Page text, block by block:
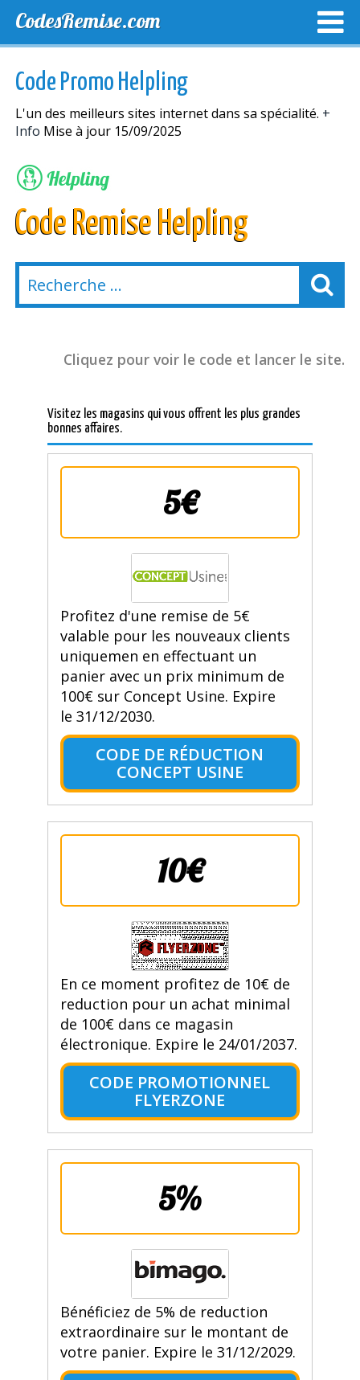
CodesRemise.com
NOUVELLES MAGASINS
Code Promo Helpling
L'un des meilleurs sites internet dans sa spécialité. +
Info Mise à jour 15/09/2025
Code Remise Helpling
Cliquez pour voir le code et lancer le site.
Visitez les magasins qui vous offrent les plus grandes
bonnes affaires.
5€
Profitez d'une remise de 5€
valable pour les nouveaux clients
uniquemen en effectuant un
panier avec un prix minimum de
100€ sur Concept Usine. Expire
le 31/12/2030.
CODE DE RÉDUCTION
CONCEPT USINE
10€
En ce moment profitez de 10€ de
reduction pour un achat minimal
de 100€ dans ce magasin
électronique. Expire le 24/01/2037.
CODE PROMOTIONNEL
FLYERZONE
5%
Bénéficiez de 5% de reduction
extraordinaire sur le montant de
votre panier. Expire le 31/12/2029.